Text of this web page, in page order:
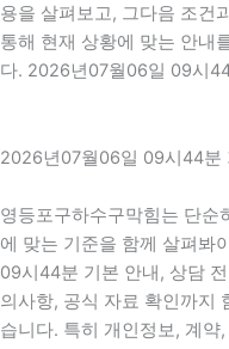
용을 살펴보고, 그다음 조건
통해 현재 상황에 맞는 안내
다. 2026년07월06일 09시
2026년07월06일 09시44분
영등포구하수구막힘는 단순
에 맞는 기준을 함께 살펴봐
09시44분 기본 안내, 상담
의사항, 공식 자료 확인까지
습니다. 특히 개인정보, 계